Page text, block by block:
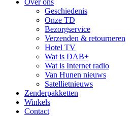
Over ons
Geschiedenis
Onze TD
Bezorgservice
Verzenden & retourneren
Hotel TV
Wat is DAB+
Wat is Internet radio
Van Hunen nieuws
Satellietnieuws
Zenderpakketten
Winkels
Contact